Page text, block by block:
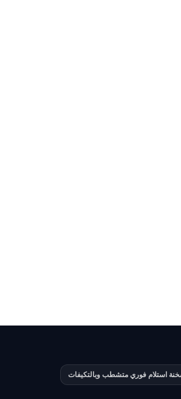
استلام فوري متشطب وبالتكيفات